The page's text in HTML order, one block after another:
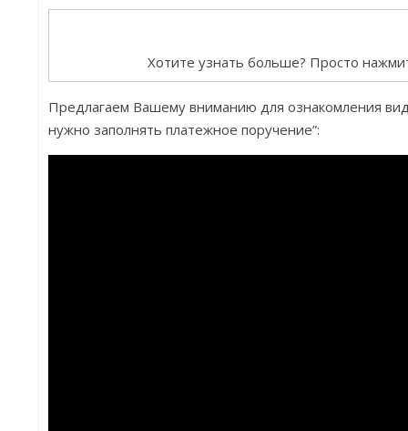
Хотите узнать больше? Просто
Предлагаем Вашему вниманию для ознакомления
нужно заполнять платежное поручение”: